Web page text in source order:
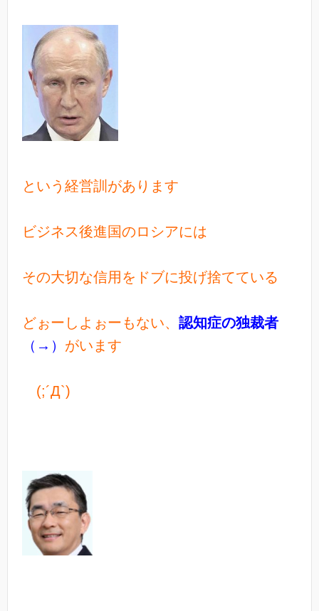
という経営訓があります
ビジネス後進国のロシアには
その大切な信用をドブに投げ捨てている
どぉーしよぉーもない、 認知症の独裁者
（→） がいます
(;´Д`)